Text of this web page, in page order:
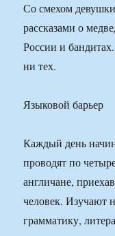
Со смехом
рассказами о
России и
ни тех.
Языковой барьер
Каждый день
проводят по
англичане,
человек. Изучают
грамматику,